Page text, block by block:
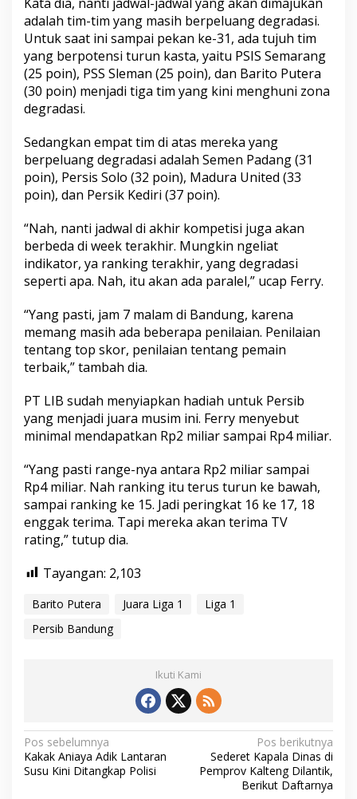
adalah tim-tim yang masih berpeluang degradasi.
Untuk saat ini sampai pekan ke-31, ada tujuh tim
yang berpotensi turun kasta, yaitu PSIS Semarang
(25 poin), PSS Sleman (25 poin), dan Barito Putera
(30 poin) menjadi tiga tim yang kini menghuni zona
degradasi.
Sedangkan empat tim di atas mereka yang
berpeluang degradasi adalah Semen Padang (31
poin), Persis Solo (32 poin), Madura United (33
poin), dan Persik Kediri (37 poin).
“Nah, nanti jadwal di akhir kompetisi juga akan
berbeda di week terakhir. Mungkin ngeliat
indikator, ya ranking terakhir, yang degradasi
seperti apa. Nah, itu akan ada paralel,” ucap Ferry.
“Yang pasti, jam 7 malam di Bandung, karena
memang masih ada beberapa penilaian. Penilaian
tentang top skor, penilaian tentang pemain
terbaik,” tambah dia.
PT LIB sudah menyiapkan hadiah untuk Persib
yang menjadi juara musim ini. Ferry menyebut
minimal mendapatkan Rp2 miliar sampai Rp4 miliar.
“Yang pasti range-nya antara Rp2 miliar sampai
Rp4 miliar. Nah ranking itu terus turun ke bawah,
sampai ranking ke 15. Jadi peringkat 16 ke 17, 18
enggak terima. Tapi mereka akan terima TV
rating,” tutup dia.
Tayangan: 2,103
Barito Putera Juara Liga 1
Liga 1
Persib Bandung
Ikuti Kami
N
a
Pos sebelumnya
Kakak Aniaya Adik Lantaran
Susu Kini Ditangkap Polisi
Pos berikutnya
Sederet Kapala Dinas di
Pemprov Kalteng Dilantik,
Berikut Daftarnya